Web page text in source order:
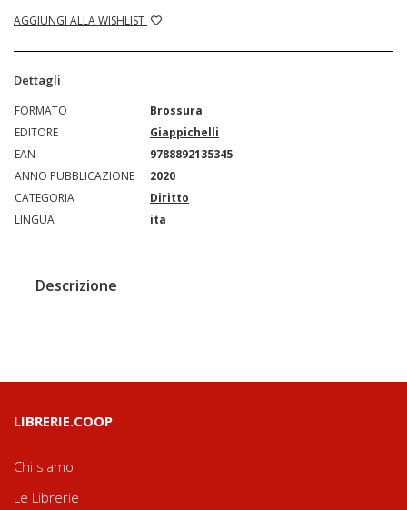
AGGIUNGI ALLA WISHLIST
Dettagli
FORMATO
Brossura
EDITORE
Giappichelli
EAN
9788892135345
ANNO PUBBLICAZIONE
2020
CATEGORIA
Diritto
LINGUA
ita
Descrizione
LIBRERIE.COOP
Chi siamo
Le Librerie